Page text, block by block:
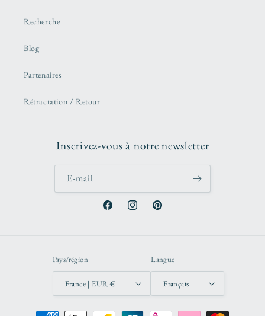
Recherche
Blog
Partenaires
Rétractation / Retour
Inscrivez-vous à notre newsletter
E-mail
FacebookInstagramPinterest
Pays/région
France | EUR €
Langue
Français
Moyens